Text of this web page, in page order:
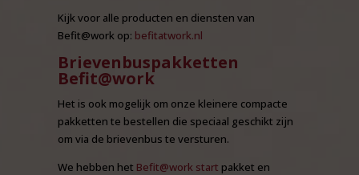
Kijk voor alle producten en diensten van
Befit@work op: befitatwork.nl
Brievenbuspakketten
Befit@work
Het is ook mogelijk om onze kleinere compacte
pakketten te bestellen die speciaal geschikt zijn
om via de brievenbus te versturen.
We hebben het Befit@work start pakket en